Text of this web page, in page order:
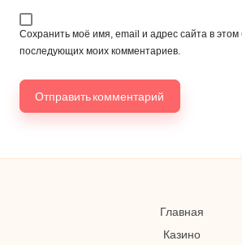
Сохранить моё имя, email и адрес сайта в этом
последующих моих комментариев.
Главная
Казино